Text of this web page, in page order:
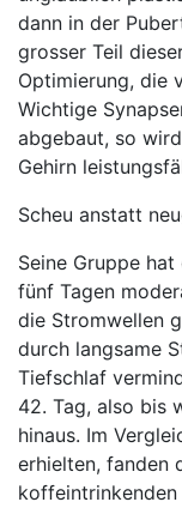
dann in der
grosser Teil
Optimierung, die
Wichtige
abgebaut, so
Gehirn
Scheu anstatt
Seine Gruppe
fünf Tagen
die Stromwellen
durch langsame
Tiefschlaf
42. Tag, also bis
hinaus. Im
erhielten, fanden
koffeintrinkenden